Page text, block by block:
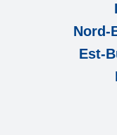
Nord-
Est-